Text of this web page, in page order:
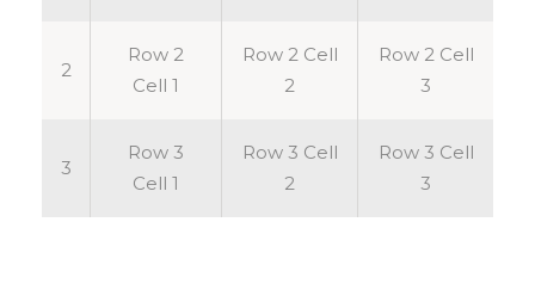
2
Row 2
Cell 1
Row 2 Cell
2
Row 2 Cell
3
3
Row 3
Cell 1
Row 3 Cell
2
Row 3 Cell
3